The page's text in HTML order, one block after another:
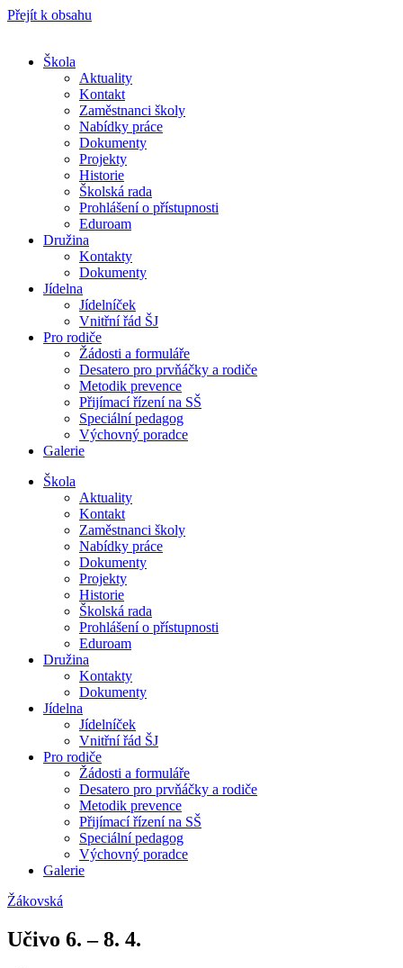
Přejít k obsahu
Škola
Aktuality
Kontakt
Zaměstnanci školy
Nabídky práce
Dokumenty
Projekty
Historie
Školská rada
Prohlášení o přístupnosti
Eduroam
Družina
Kontakty
Dokumenty
Jídelna
Jídelníček
Vnitřní řád ŠJ
Pro rodiče
Žádosti a formuláře
Desatero pro prvňáčky a rodiče
Metodik prevence
Přijímací řízení na SŠ
Speciální pedagog
Výchovný poradce
Galerie
Škola
Aktuality
Kontakt
Zaměstnanci školy
Nabídky práce
Dokumenty
Projekty
Historie
Školská rada
Prohlášení o přístupnosti
Eduroam
Družina
Kontakty
Dokumenty
Jídelna
Jídelníček
Vnitřní řád ŠJ
Pro rodiče
Žádosti a formuláře
Desatero pro prvňáčky a rodiče
Metodik prevence
Přijímací řízení na SŠ
Speciální pedagog
Výchovný poradce
Galerie
Žákovská
Učivo 6. – 8. 4.